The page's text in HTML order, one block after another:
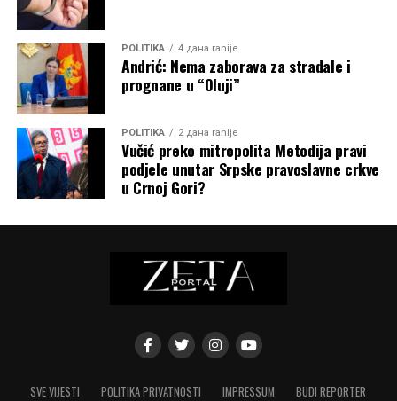
POLITIKA 4 дана ranije
Andrić: Nema zaborava za stradale i
prognane u “Oluji”
POLITIKA 2 дана ranije
Vučić preko mitropolita Metodija pravi
podjele unutar Srpske pravoslavne crkve
u Crnoj Gori?
SVE VIJESTI POLITIKA PRIVATNOSTI IMPRESSUM BUDI REPORTER